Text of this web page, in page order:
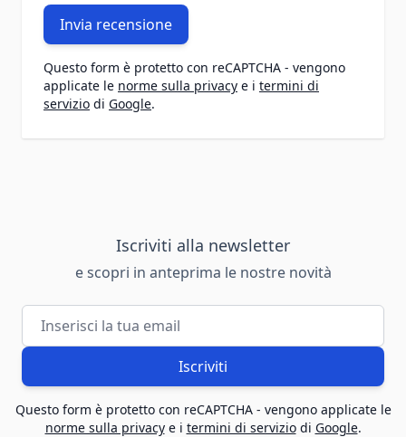
Invia recensione
Questo form è protetto con reCAPTCHA - vengono
applicate le norme sulla privacy e i termini di
servizio di Google.
Iscriviti alla newsletter
e scopri in anteprima le nostre novità
Indirizzo email
Iscriviti
Questo form è protetto con reCAPTCHA - vengono applicate le
norme sulla privacye i termini di serviziodi Google.